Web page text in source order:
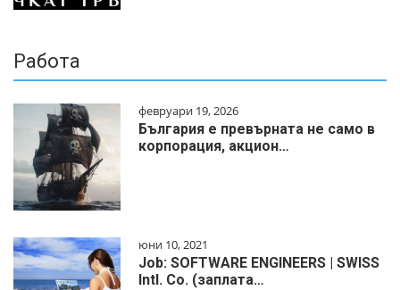
Работа
февруари 19, 2026
България е превърната не само в
корпорация, акцион…
юни 10, 2021
Job: SOFTWARE ENGINEERS | SWISS
Intl. Co. (заплата…